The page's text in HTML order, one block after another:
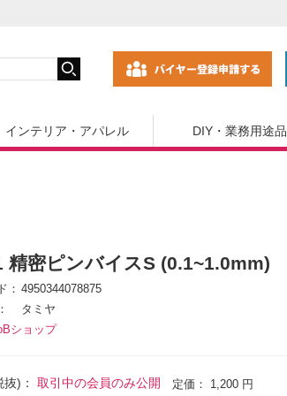
インテリア・アパレル DIY・業務用途品
精密ピンバイスS (0.1~1.0mm)
4950344078875
タミヤ
ショップ
)： 取引中の会員のみ公開 定価： 1,200 円